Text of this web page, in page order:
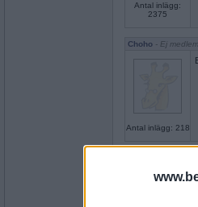
Antal inlägg:
2375
Choho - Ej
Antal inlägg: 218